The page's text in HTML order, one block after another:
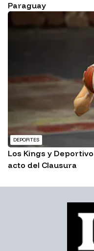
Paraguay
DEPORTES
Los Kings y
acto del Clausura